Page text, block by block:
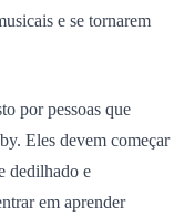
e se tornarem
por pessoas que
Eles devem começar
dedilhado e
em aprender